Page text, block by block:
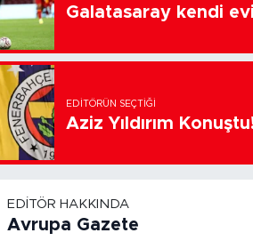
Galatasaray kendi
EDITÖRÜN SEÇTIĞI
Aziz Yıldırım
EDITÖR HAKKINDA
Avrupa Gazete